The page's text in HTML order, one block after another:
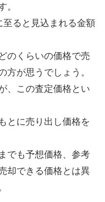
。
至ると見込まれる金額
のくらいの価格で売
方が思うでしょう。
、この査定価格とい
とに売り出し価格を
でも予想価格、参考
却できる価格とは異